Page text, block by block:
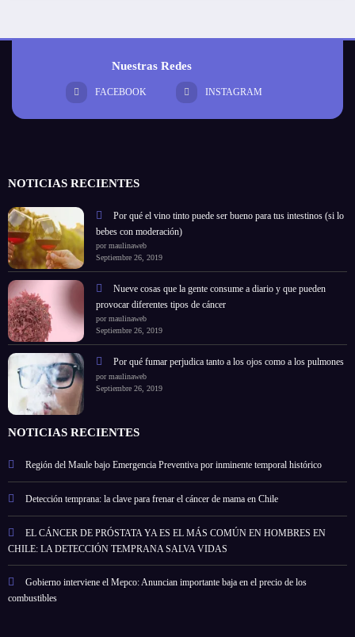
Nuestras Redes
FACEBOOK INSTAGRAM
NOTICIAS RECIENTES
Por qué el vino tinto puede ser bueno para tus intestinos (si lo
bebes con moderación)
por maulinaweb
Septiembre 26, 2019
Nueve cosas que la gente consume a diario y que pueden
provocar diferentes tipos de cáncer
por maulinaweb
Septiembre 26, 2019
Por qué fumar perjudica tanto a los ojos como a los pulmones
por maulinaweb
Septiembre 26, 2019
NOTICIAS RECIENTES
Región del Maule bajo Emergencia Preventiva por inminente temporal histórico
Detección temprana: la clave para frenar el cáncer de mama en Chile
EL CÁNCER DE PRÓSTATA YA ES EL MÁS COMÚN EN HOMBRES EN
CHILE: LA DETECCIÓN TEMPRANA SALVA VIDAS
Gobierno interviene el Mepco: Anuncian importante baja en el precio de los
combustibles